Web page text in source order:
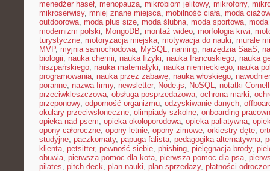
menedżer haseł, menopauza, mikrobiom jelitowy, mikrofony,
mikroserwisy, mniej znane miejsca, mobilność ciała, moda
outdoorowa, moda plus size, moda ślubna, moda sportowa,
modernizm polski, MongoDB, montaż wideo, morfologia krwi,
turystyczne, motoryzacja miejska, motywacja do nauki, murale
MVP, myjnia samochodowa, MySQL, naming, narzędzia SaaS,
biologii, nauka chemii, nauka fizyki, nauka francuskiego, nauka
hiszpańskiego, nauka matematyki, nauka niemieckiego, nauka
programowania, nauka przez zabawę, nauka włoskiego,
poranne, nazwa firmy, newsletter, Node.js, NoSQL, notatki Cornell
przeciwkleszczowa, obsługa posprzedażowa, ochrona marki,
przeponowy, odporność organizmu, odzyskiwanie danych,
okulary przeciwsłoneczne, olimpiady szkolne, onboarding
opieka nad psem, opieka okołoporodowa, opieka paliatywna,
opony całoroczne, opony letnie, opony zimowe, orkiestry dęte,
studyjne, paczkomaty, papuga falista, pedagogika alternatywna,
klienta, petsitter, pewność siebie, phishing, pielęgnacja brody,
obuwia, pierwsza pomoc dla kota, pierwsza pomoc dla psa,
pilates, pitch deck, plan nauki, plan sprzedaży, płatności